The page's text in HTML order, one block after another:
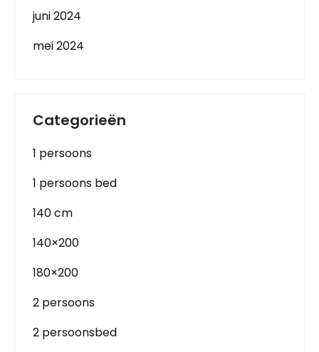
juni 2024
mei 2024
Categorieën
1 persoons
1 persoons bed
140 cm
140×200
180×200
2 persoons
2 persoonsbed